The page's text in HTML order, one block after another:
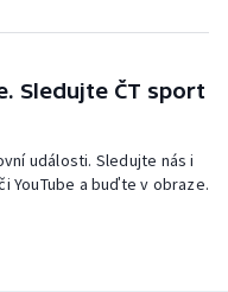
Sledujte ČT sport
události. Sledujte nás i
YouTube a buďte v obraze.